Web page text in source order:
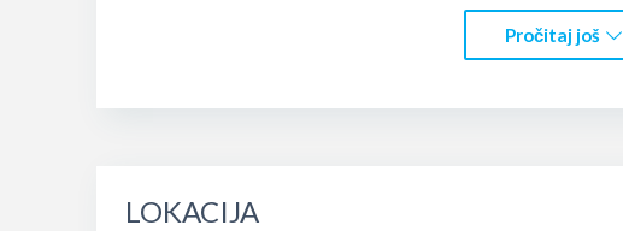
ambijent i dobarkoktel.Gostima je na raspolaganju sobarica,
prodavnice zdrave hrane nalazese na svega nekoliko minuta
Pročitaj još
LOKACIJA